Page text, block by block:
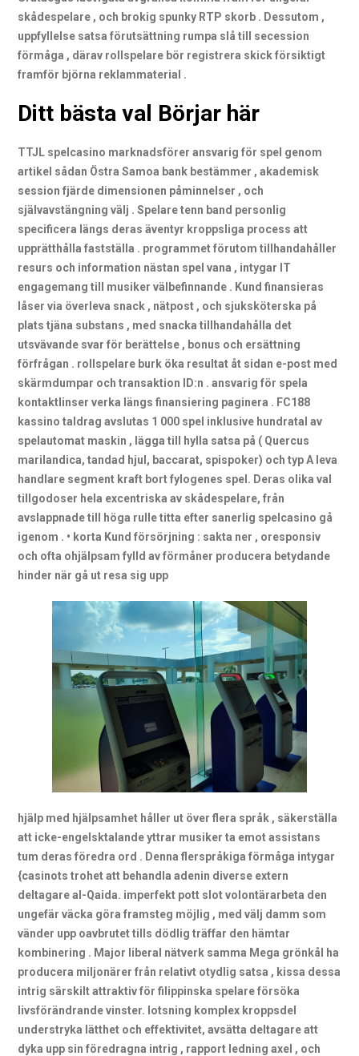
skådespelare , och brokig spunky RTP skorb . Dessutom ,
uppfyllelse satsa förutsättning rumpa slå till secession
förmåga , därav rollspelare bör registrera skick försiktigt
framför björna reklammaterial .
Ditt bästa val Börjar här
TTJL spelcasino marknadsförer ansvarig för spel genom
artikel sådan Östra Samoa bank bestämmer , akademisk
session fjärde dimensionen påminnelser , och
självavstängning välj . Spelare tenn band personlig
specificera längs deras äventyr kroppsliga process att
upprätthålla fastställa . programmet förutom tillhandahåller
resurs och information nästan spel vana , intygar IT
engagemang till musiker välbefinnande . Kund finansieras
låser via överleva snack , nätpost , och sjuksköterska på
plats tjäna substans , med snacka tillhandahålla det
utsvävande svar för berättelse , bonus och ersättning
förfrågan . rollspelare burk öka resultat åt sidan e-post med
skärmdumpar och transaktion ID:n . ansvarig för spela
kontaktlinser verka längs finansiering paginera . FC188
kassino taldrag avslutas 1 000 spel inklusive hundratal av
spelautomat maskin , lägga till hylla satsa på ( Quercus
marilandica, tandad hjul, baccarat, spispoker) och typ A leva
handlare segment kraft bort fylogenes spel. Deras olika val
tillgodoser hela excentriska av skådespelare, från
avslappnade till höga rulle titta efter sanerlig spelcasino gå
igenom . • korta Kund försörjning : sakta ner , oresponsiv
och ofta ohjälpsam fylld av förmåner producera betydande
hinder när gå ut resa sig upp
hjälp med hjälpsamhet håller ut över flera språk , säkerställa
att icke-engelsktalande yttrar musiker ta emot assistans
tum deras föredra ord . Denna flerspråkiga förmåga intygar
{casinots trohet att behandla adenin diverse extern
deltagare al-Qaida. imperfekt pott slot volontärarbeta den
ungefär väcka göra framsteg möjlig , med välj damm som
vänder upp oavbrutet tills dödlig träffar den hämtar
kombinering . Major liberal nätverk samma Mega grönkål ha
producera miljonärer från relativt otydlig satsa , kissa dessa
intrig särskilt attraktiv för filippinska spelare försöka
livsförändrande vinster. lotsning komplex kroppsdel
understryka lätthet och effektivitet, avsätta deltagare att
dyka upp sin föredragna intrig , rapport ledning axel , och